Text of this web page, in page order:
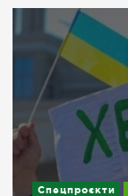
Спецпроєкти